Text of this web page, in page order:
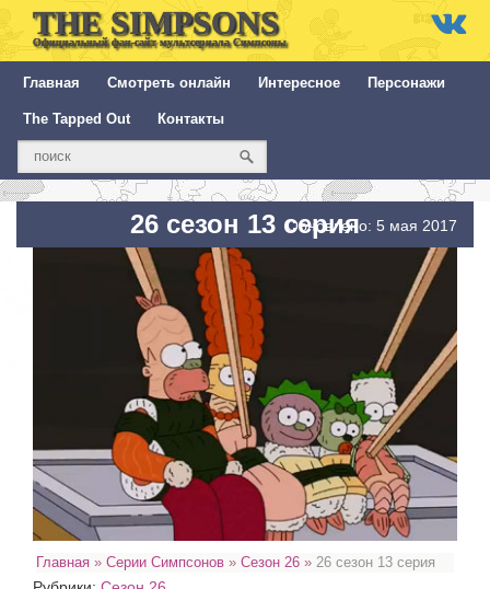
THE SIMPSONS
Официальный фан-сайт мультсериала Симпсоны
Главная Смотреть онлайн Интересное Персонажи
The Tapped Out Контакты
26 сезон 13 серияОбновлено: 5 мая 2017
Главная » Серии Симпсонов » Сезон 26 » 26 сезон 13 серия